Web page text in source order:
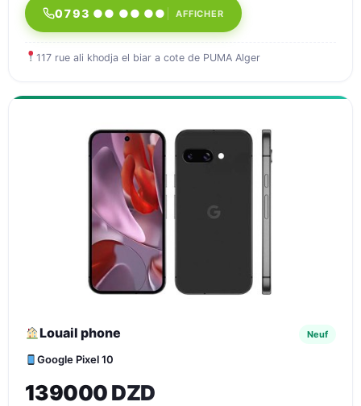
0793 ●● ●● ●● AFFICHER
117 rue ali khodja el biar a cote de PUMA Alger
Louail phone Neuf
Google Pixel 10
139000 DZD